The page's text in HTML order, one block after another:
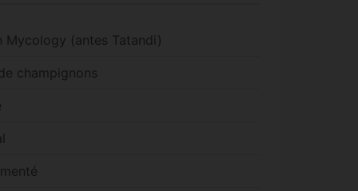
Mycology (antes Tatandi)
champignons